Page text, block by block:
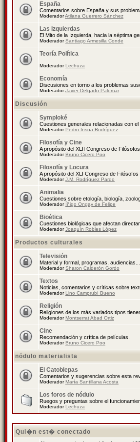
España
Comentarios sobre España y sus
ModeradorAtilana Guerrero Sánchez
Las Izquierdas
El Mito de la Izquierda, hacia la séptima
ModeradorSantiago Armesilla Conde
Teoría Política
ModeradorLechuza
Economía
Discusiones en torno a los problemas
ModeradorJavier Delgado Palomar
Discusión
Symploké
Cuestiones generales relacionadas con el
ModeradorPedro Insua Rodríguez
Filosofía y Cine
A propósito del XLII Congreso de
ModeradorBruno Cicero Poo
Filosofía y Locura
A propósito del XLI Congreso de
ModeradorJ.M. Rodríguez Pardo
Animalia
Cuestiones sobre etología, biología,
Moderador Íñigo Ongay de Felipe
Bioética
Cuestiones biológicas que afectan
ModeradorJoaquín Robles López
Productos culturales
Televisión
Material y formal, programas,
ModeradorSharon Calderón Gordo
Textos
Noticias, comentarios y críticas sobre
ModeradorLino Camprubí Bueno
Religión
Religiones de los más variados tipos
ModeradorMontserrat Abad Ortiz
Cine
Recomendación y crítica de películas.
ModeradorBruno Cicero Poo
nódulo materialista
El Catoblepas
Comentarios y sugerencias sobre esta
ModeradorMaría Santillana Acosta
Los foros de nódulo
Ruegos y preguntas sobre el
ModeradorLechuza
Qui�n est� conectado